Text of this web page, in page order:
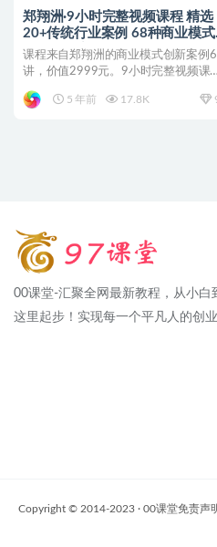
郑翔洲·9小时完整视频课程 精选
20+传统行业案例 68种商业模式
精髓与诀窍
课程来自郑翔洲的商业模式创新案例
讲，价值2999元。9小时完整视频课
5 年前
17.8K
00课堂-汇聚全网最新教程，从小白
这里起步！实现每一个平凡人的创业
Copyright © 2014-2023 · 00课堂免责声